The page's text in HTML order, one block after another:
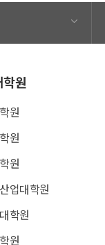
학원
원
원
원
업대학원
학원
원